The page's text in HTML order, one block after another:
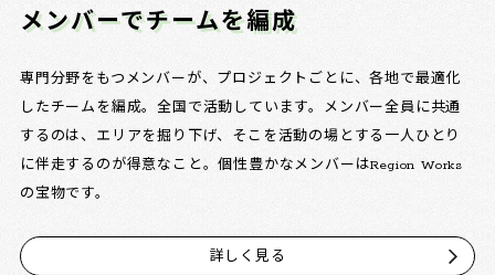
メンバーでチームを編成
専門分野をもつメンバーが、プロジェクトごとに、各地で最適化
したチームを編成。全国で活動しています。メンバー全員に共通
するのは、エリアを掘り下げ、そこを活動の場とする一人ひとり
に伴走するのが得意なこと。個性豊かなメンバーはRegion Works
の宝物です。
詳しく見る